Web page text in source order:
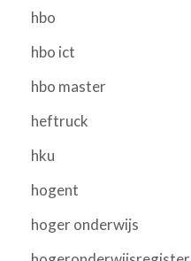
hbo
hbo ict
hbo master
heftruck
hku
hogent
hoger onderwijs